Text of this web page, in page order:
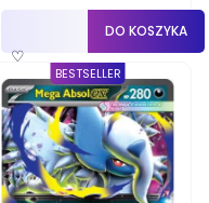
♡
DO KOSZYKA
BESTSELLER